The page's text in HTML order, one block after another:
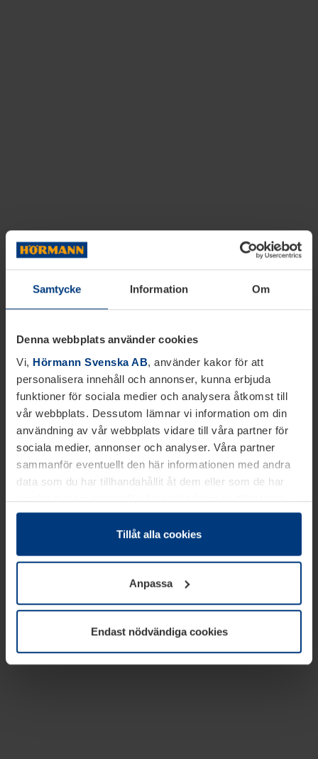
Samtycke Information Om
Denna webbplats använder cookies
Vi, Hörmann Svenska AB, använder kakor för att
personalisera innehåll och annonser, kunna erbjuda
funktioner för sociala medier och analysera åtkomst till
vår webbplats. Dessutom lämnar vi information om din
användning av vår webbplats vidare till våra partner för
sociala medier, annonser och analyser. Våra partner
sammanför eventuellt den här informationen med andra
data som du har tillhandahållit åt dem eller som de har
samlat in inom ramen för din användning av tjänsterna.
Juridiskt kan vi lagra kakor på din enhet, om de är
absolut nödvändiga för driften av den här webbplatsen.
godkännande kan du när som helst ändra eller återkalla i
informationen om kakor underDataskyddsförklaring
vår webbplats.
Tillåt alla cookies
Anpassa
Endast nödvändiga cookies